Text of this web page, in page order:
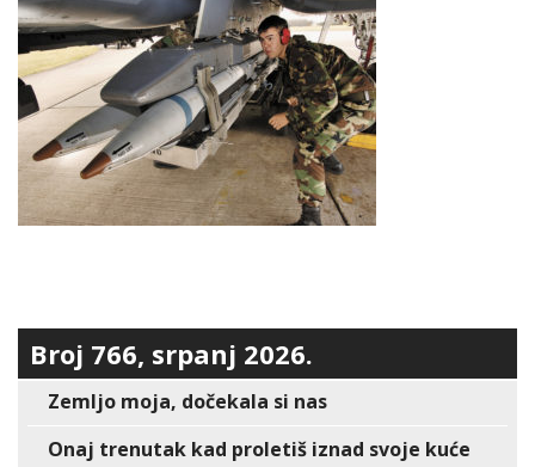
Broj 766, srpanj 2026.
Zemljo moja, dočekala si nas
Onaj trenutak kad proletiš iznad svoje kuće